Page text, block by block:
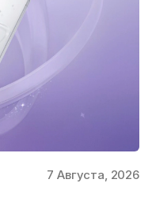
7 Августа, 2026